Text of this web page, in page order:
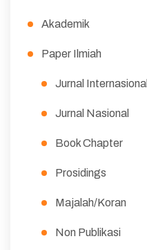
Akademik
Paper Ilmiah
Jurnal Internasional
Jurnal Nasional
Book Chapter
Prosidings
Majalah/Koran
Non Publikasi